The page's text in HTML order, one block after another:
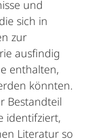
und
sich in
zur
ausfindig
enthalten,
könnten.
Bestandteil
identifziert,
Literatur so